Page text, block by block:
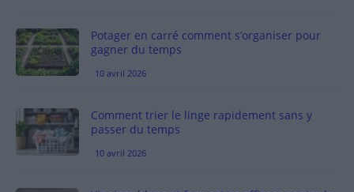
Potager en carré comment s’organiser pour
gagner du temps
10 avril 2026
Comment trier le linge rapidement sans y
passer du temps
10 avril 2026